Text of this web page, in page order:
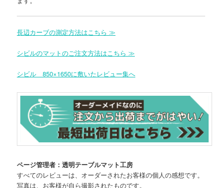
長辺カーブの測定方法はこちら ≫
シビルのマットのご注文方法はこちら ≫
シビル 850×1650に敷いたレビュー集へ
ページ管理者：透明テーブルマット工房
すべてのレビューは、オーダーされたお客様の個人の感想です。
写真は、お客様が自ら撮影されたものです。